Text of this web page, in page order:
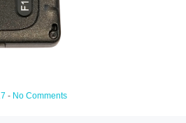
- No Comments